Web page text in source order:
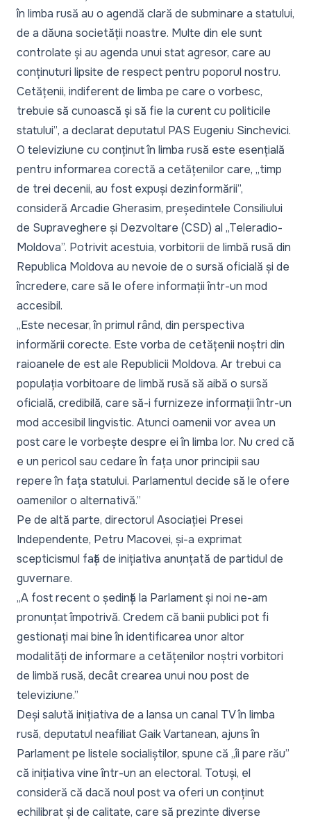
în limba rusă au o agendă clară de subminare a statului,
de a dăuna societății noastre. Multe din ele sunt
controlate și au agenda unui stat agresor, care au
conținuturi lipsite de respect pentru poporul nostru.
Cetățenii, indiferent de limba pe care o vorbesc,
trebuie să cunoască și să fie la curent cu politicile
statului”, a declarat deputatul PAS Eugeniu Sinchevici.
O televiziune cu conținut în limba rusă este esențială
pentru informarea corectă a cetățenilor care, „timp
de trei decenii, au fost expuși dezinformării”,
consideră Arcadie Gherasim, președintele Consiliului
de Supraveghere și Dezvoltare (CSD) al „Teleradio-
Moldova”. Potrivit acestuia, vorbitorii de limbă rusă din
Republica Moldova au nevoie de o sursă oficială și de
încredere, care să le ofere informații într-un mod
accesibil.
„Este necesar, în primul rând, din perspectiva
informării corecte. Este vorba de cetățenii noștri din
raioanele de est ale Republicii Moldova. Ar trebui ca
populația vorbitoare de limbă rusă să aibă o sursă
oficială, credibilă, care să-i furnizeze informații într-un
mod accesibil lingvistic. Atunci oamenii vor avea un
post care le vorbește despre ei în limba lor. Nu cred că
e un pericol sau cedare în fața unor principii sau
repere în fața statului. Parlamentul decide să le ofere
oamenilor o alternativă.”
Pe de altă parte, directorul Asociației Presei
Independente, Petru Macovei, și-a exprimat
scepticismul față de inițiativa anunțată de partidul de
guvernare.
„A fost recent o ședință la Parlament și noi ne-am
pronunțat împotrivă. Credem că banii publici pot fi
gestionați mai bine în identificarea unor altor
modalități de informare a cetățenilor noștri vorbitori
de limbă rusă, decât crearea unui nou post de
televiziune.”
Deși salută inițiativa de a lansa un canal TV în limba
rusă, deputatul neafiliat Gaik Vartanean, ajuns în
Parlament pe listele socialiștilor, spune că „îi pare rău”
că inițiativa vine într-un an electoral. Totuși, el
consideră că dacă noul post va oferi un conținut
echilibrat și de calitate, care să prezinte diverse